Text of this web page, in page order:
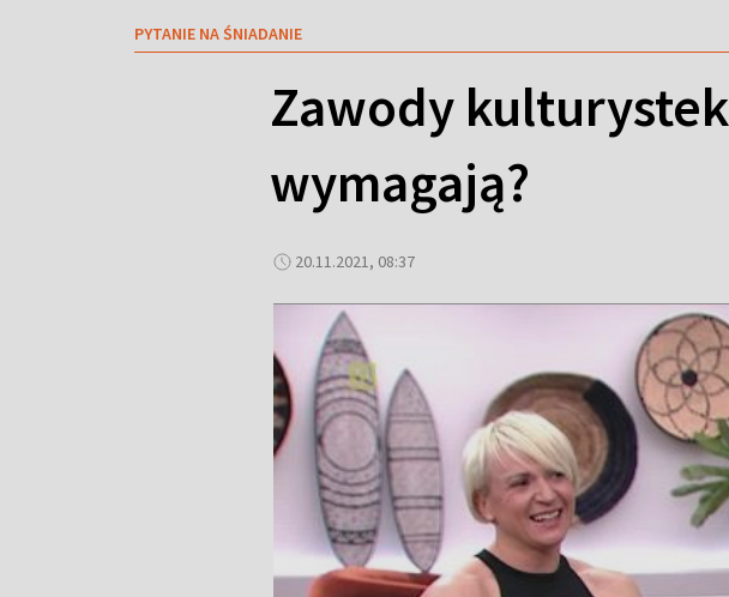
PYTANIE NA ŚNIADANIE
Zawody
wymagają?
20.11.2021, 08:37